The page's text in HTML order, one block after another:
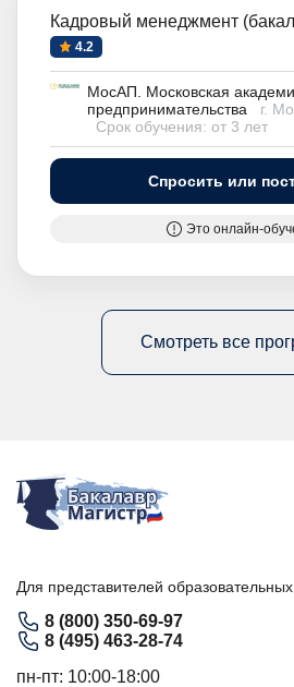
Кадровый менеджмент
4.2
МосАП. Московская
предпринимательства
г.
Срок обучения: от 3 лет
Спросить или
Это онлайн-
Смотреть все
Для представителей
8 (800) 350-69-97
8 (495) 463-28-74
пн-пт: 10:00-18:00